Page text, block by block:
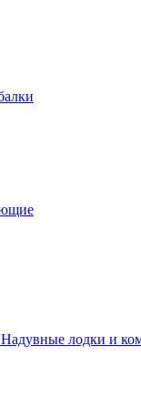
Надувные лодки и